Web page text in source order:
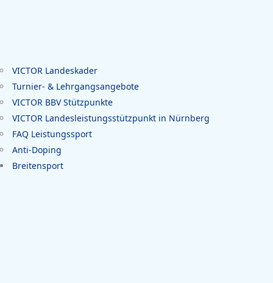
VICTOR Landeskader
Turnier- & Lehrgangsangebote
VICTOR BBV Stützpunkte
VICTOR Landesleistungsstützpunkt in Nürnberg
FAQ Leistungssport
Anti-Doping
Breitensport